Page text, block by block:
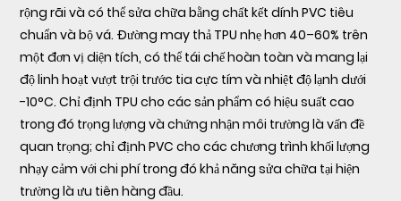
rộng rãi và có thể sửa chữa bằng chất kết dính PVC tiêu
chuẩn và bộ vá. Đường may thả TPU nhẹ hơn 40–60% trên
một đơn vị diện tích, có thể tái chế hoàn toàn và mang lại
độ linh hoạt vượt trội trước tia cực tím và nhiệt độ lạnh dưới
-10°C. Chỉ định TPU cho các sản phẩm có hiệu suất cao
trong đó trọng lượng và chứng nhận môi trường là vấn đề
quan trọng; chỉ định PVC cho các chương trình khối lượng
nhạy cảm với chi phí trong đó khả năng sửa chữa tại hiện
trường là ưu tiên hàng đầu.